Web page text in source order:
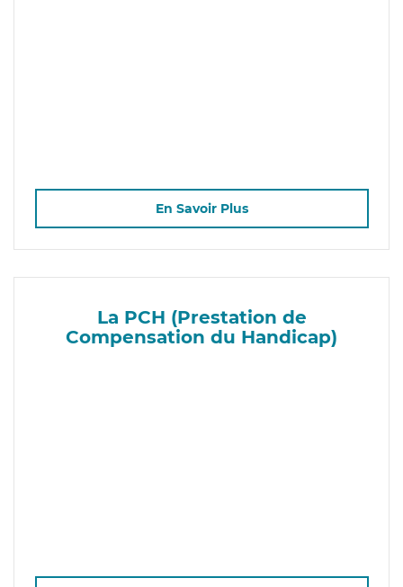
En Savoir Plus
La PCH (Prestation de
Compensation du Handicap)